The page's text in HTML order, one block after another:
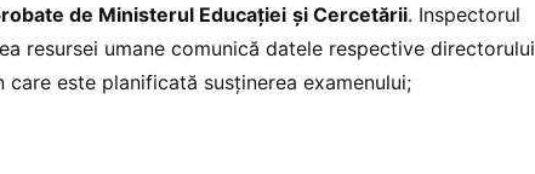
de Ministerul Educației și Cercetării. Inspectorul
resursei umane comunică datele respective directorului
este planificată susținerea examenului;